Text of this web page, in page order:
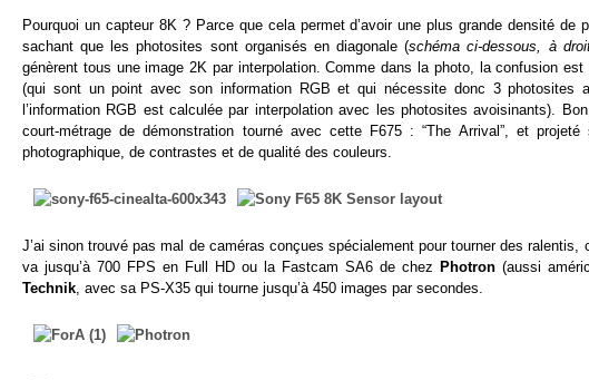
Pourquoi un capteur 8K ? Parce que cela permet d’avoir une plus grande densité
sachant que les photosites sont organisés en diagonale (schéma ci-dessous, à
génèrent tous une image 2K par interpolation. Comme dans la photo, la confusion
(qui sont un point avec son information RGB et qui nécessite donc 3 photosites
l’information RGB est calculée par interpolation avec les photosites avoisinants).
court-métrage de démonstration tourné avec cette F675 : “The Arrival”, et
photographique, de contrastes et de qualité des couleurs.
J’ai sinon trouvé pas mal de caméras conçues spécialement pour tourner des ralentis,
va jusqu’à 700 FPS en Full HD ou la Fastcam SA6 de chez Photron(aussi
Technik , avec sa PS-X35 qui tourne jusqu’à 450 images par secondes.